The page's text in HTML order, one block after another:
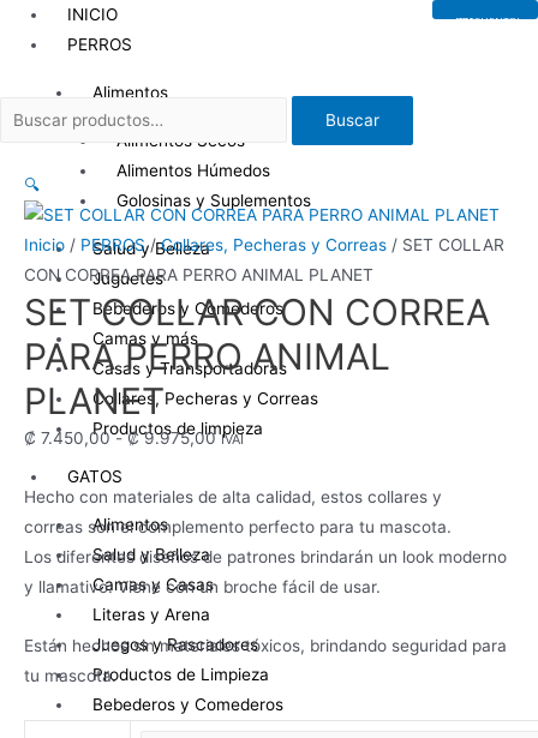
INICIO
PERROS
Alimentos
Alimentos Secos
Alimentos Húmedos
Golosinas y Suplementos
Salud y Belleza
Juguetes
Bebederos y Comederos
Camas y más
Casas y Transportadoras
Collares, Pecheras y Correas
Productos de limpieza
GATOS
Alimentos
Salud y Belleza
Camas y Casas
Literas y Arena
Juegos y Rascadores
Productos de Limpieza
Bebederos y Comederos
Buscar
🔍
Inicio / PERROS/Collares, Pecheras y Correas / SET COLLAR
CON CORREA PARA PERRO ANIMAL PLANET
SET COLLAR CON CORREA
PARA PERRO ANIMAL
PLANET
₡ 7.450,00 - ₡9.975,00Rango
precios:
desde
₡ 7.450,00
hasta
IVAI
Hecho con materiales de alta calidad, estos collares y
correas son el complemento perfecto para tu mascota.
Los diferentes diseños de patrones brindarán un look moderno
y llamativo. Viene con un broche fácil de usar.
Están hechos sin materiales tóxicos, brindando seguridad para
tu mascota.
¡EN DESCUENTO!